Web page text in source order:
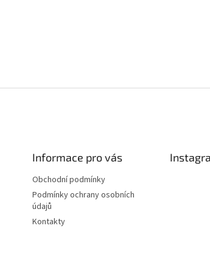
Informace pro vás
Obchodní podmínky
Podmínky ochrany osobních
údajů
Kontakty